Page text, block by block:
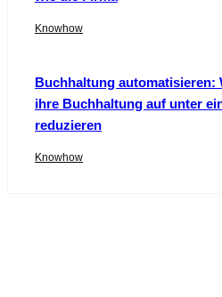
Knowhow
Buchhaltung automatisieren:
ihre Buchhaltung auf unter
reduzieren
Knowhow